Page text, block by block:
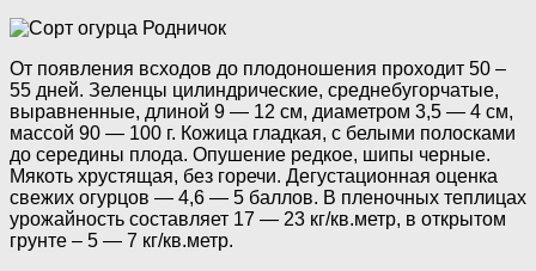
От появления всходов до плодоношения проходит 50 –
55 дней. Зеленцы цилиндрические, среднебугорчатые,
выравненные, длиной 9 — 12 см, диаметром 3,5 — 4 см,
массой 90 — 100 г. Кожица гладкая, с белыми полосками
до середины плода. Опушение редкое, шипы черные.
Мякоть хрустящая, без горечи. Дегустационная оценка
свежих огурцов — 4,6 — 5 баллов. В пленочных теплицах
урожайность составляет 17 — 23 кг/кв.метр, в открытом
грунте – 5 — 7 кг/кв.метр.